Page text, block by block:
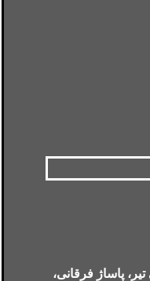
پاساژ فرقانی،